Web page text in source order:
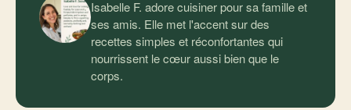
Isabelle F. adore cuisiner pour sa famille et
ses amis. Elle met l'accent sur des
recettes simples et réconfortantes qui
nourrissent le cœur aussi bien que le
corps.